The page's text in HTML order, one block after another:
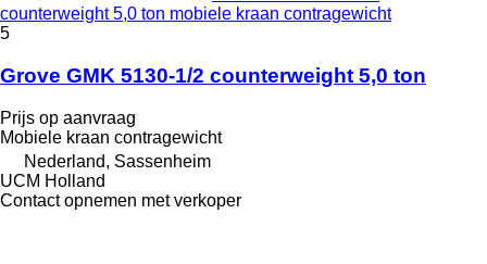
counterweight 5,0 ton mobiele kraan contragewicht
5
Grove GMK 5130-1/2 counterweight 5,0 ton
Prijs op aanvraag
Mobiele kraan contragewicht
Nederland, Sassenheim
UCM Holland
Contact opnemen met verkoper